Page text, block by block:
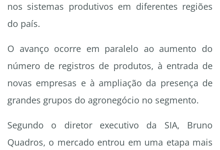
nos sistemas produtivos em diferentes regiões
do país.
O avanço ocorre em paralelo ao aumento do
número de registros de produtos, à entrada de
novas empresas e à ampliação da presença de
grandes grupos do agronegócio no segmento.
Segundo o diretor executivo da SIA, Bruno
Quadros, o mercado entrou em uma etapa mais